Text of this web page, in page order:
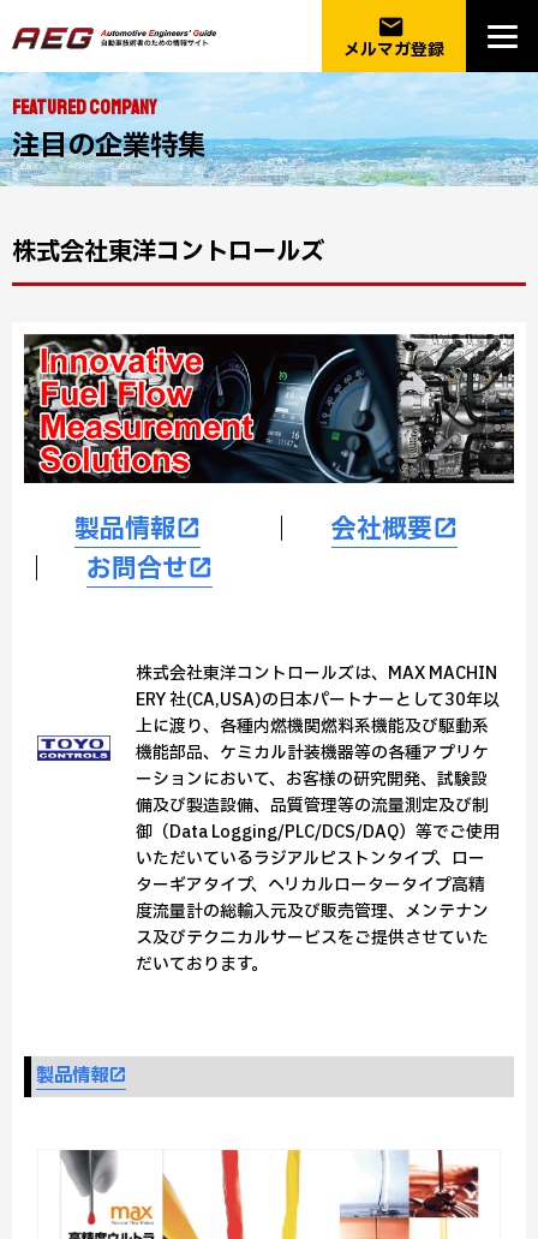
email
メルマガ登録
FEATURED COMPANY
注目の企業特集
株式会社東洋コントロールズ
製品情報 ｜ 会社概要
｜ お問合せ
株式会社東洋コントロールズは、MAX MACHIN
ERY 社(CA,USA)の日本パートナーとして30年以
上に渡り、各種内燃機関燃料系機能及び駆動系
機能部品、ケミカル計装機器等の各種アプリケ
ーションにおいて、お客様の研究開発、試験設
備及び製造設備、品質管理等の流量測定及び制
御（Data Logging/PLC/DCS/DAQ）等でご使用
いただいているラジアルピストンタイプ、ロー
ターギアタイプ、ヘリカルロータータイプ高精
度流量計の総輸入元及び販売管理、メンテナン
ス及びテクニカルサービスをご提供させていた
だいております。
製品情報